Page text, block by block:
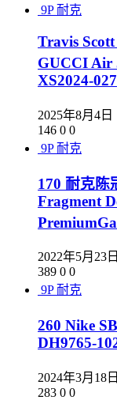
9P 耐克
Travis
GUCCI Air
XS2024-027
2025年8月4日
146 0 0
9P 耐克
170 耐克陈
Fragment
2022年5月23日
389 0 0
9P 耐克
260 Nike
DH9765-
2024年3月18日
283 0 0